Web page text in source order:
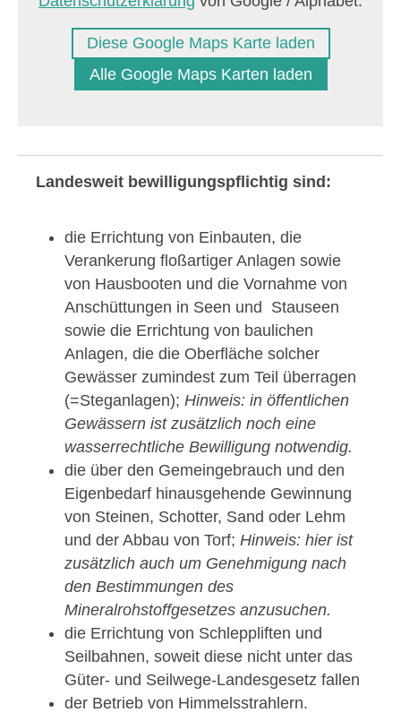
Diese Google Maps Karte laden
Alle Google Maps Karten laden
Landesweit bewilligungspflichtig sind:
die Errichtung von Einbauten, die
Verankerung floßartiger Anlagen sowie
von Hausbooten und die Vornahme von
Anschüttungen in Seen und Stauseen
sowie die Errichtung von baulichen
Anlagen, die die Oberfläche solcher
Gewässer zumindest zum Teil überragen
(=Steganlagen); Hinweis: in öffentlichen
Gewässern ist zusätzlich noch eine
wasserrechtliche Bewilligung notwendig.
die über den Gemeingebrauch und den
Eigenbedarf hinausgehende Gewinnung
von Steinen, Schotter, Sand oder Lehm
und der Abbau von Torf; Hinweis: hier ist
zusätzlich auch um Genehmigung nach
den Bestimmungen des
Mineralrohstoffgesetzes anzusuchen.
die Errichtung von Schleppliften und
Seilbahnen, soweit diese nicht unter das
Güter- und Seilwege-Landesgesetz fallen
der Betrieb von Himmelsstrahlern.